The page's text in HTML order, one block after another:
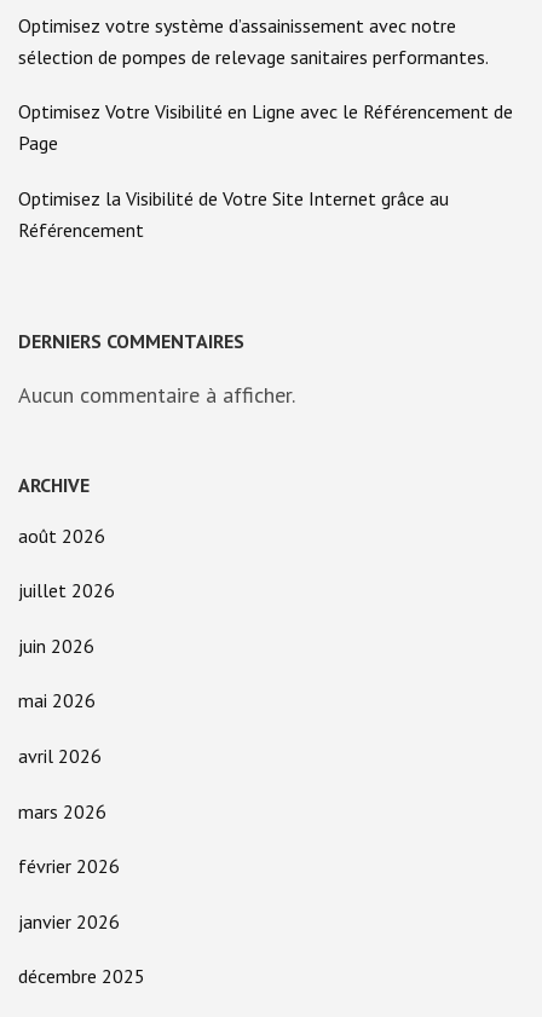
Optimisez votre système d’assainissement avec notre
sélection de pompes de relevage sanitaires performantes.
Optimisez Votre Visibilité en Ligne avec le Référencement de
Page
Optimisez la Visibilité de Votre Site Internet grâce au
Référencement
DERNIERS COMMENTAIRES
Aucun commentaire à afficher.
ARCHIVE
août 2026
juillet 2026
juin 2026
mai 2026
avril 2026
mars 2026
février 2026
janvier 2026
décembre 2025